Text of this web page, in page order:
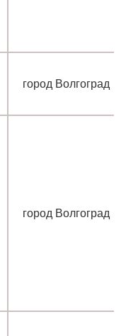
город Волгоград
город Волгоград